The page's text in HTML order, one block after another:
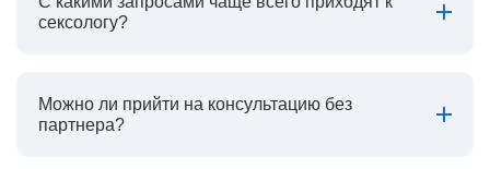
сексологу?
Можно ли прийти на консультацию без
партнера?